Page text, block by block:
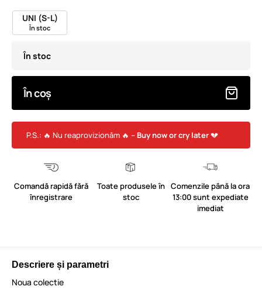
UNI (S-L)
În stoc
În stoc
În coș
P.S.: 🔥 Nu reaprovizionăm 🔥 – Buy now or cry later💔
Comandă rapidă fără
înregistrare
Toate produsele în
stoc
Comenzile până la ora
13:00 sunt expediate
imediat
Descriere și parametri
Noua colectie